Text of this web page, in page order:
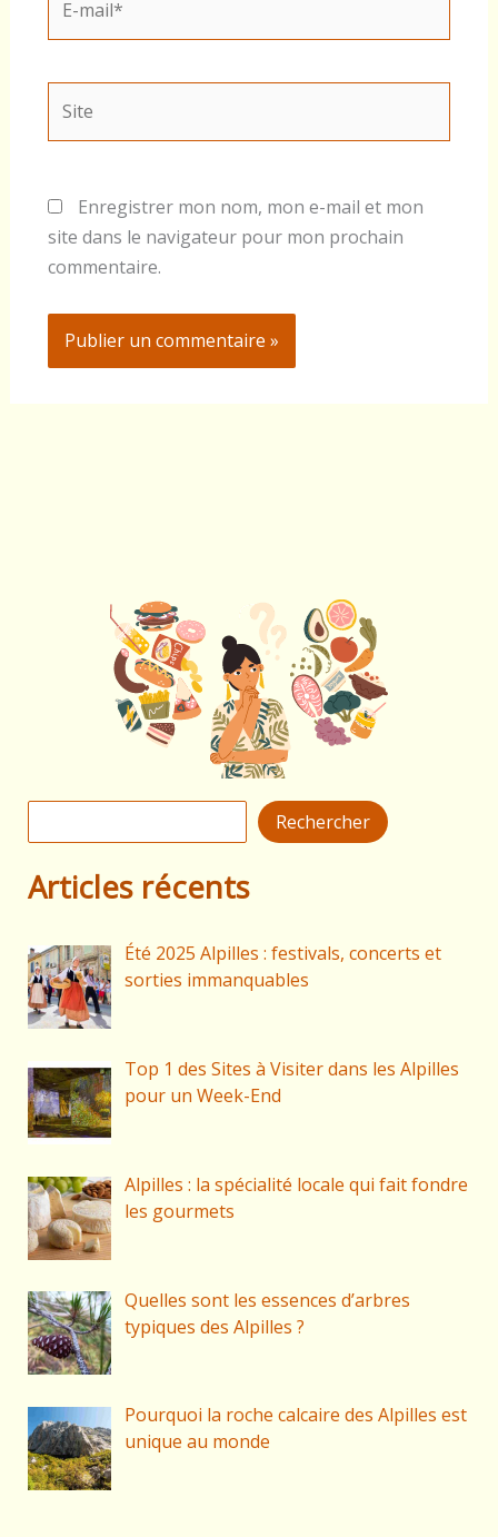
mail*
Enregistrer mon nom, mon e-mail et mon
site dans le navigateur pour mon prochain
commentaire.
Rechercher
Articles récents
Été 2025 Alpilles : festivals, concerts et
sorties immanquables
Top 1 des Sites à Visiter dans les Alpilles
pour un Week-End
Alpilles : la spécialité locale qui fait fondre
les gourmets
Quelles sont les essences d’arbres
typiques des Alpilles ?
Pourquoi la roche calcaire des Alpilles est
unique au monde